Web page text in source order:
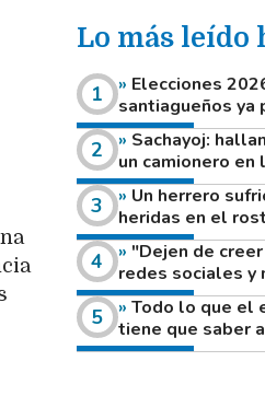
Lo más leído
Elecciones
santiagueños ya
consultar dónde
domingo
Sachayoj:
un camionero en
de su vehículo a
un camino rural
Un herrero
heridas en el
reventar el disco
amoladora
"Dejen de
redes sociales y
heladera de sus
fuerte mensaje
que votó por
Todo lo que el
tiene que saber
a votar este